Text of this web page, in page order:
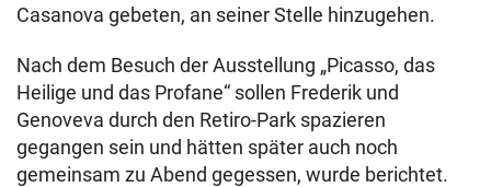
Casanova gebeten, an seiner Stelle hinzugehen.
Nach dem Besuch der Ausstellung „Picasso, das
Heilige und das Profane“ sollen Frederik und
Genoveva durch den Retiro-Park spazieren
gegangen sein und hätten später auch noch
gemeinsam zu Abend gegessen, wurde berichtet.